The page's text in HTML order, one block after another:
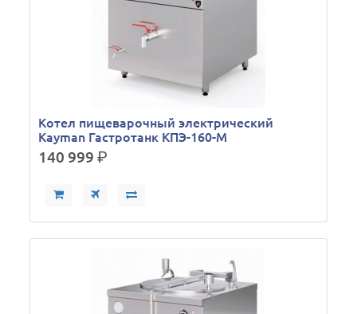
Кoтел пищеварочный электрический
Kayman Гастротанк КПЭ-160-М
140 999р.